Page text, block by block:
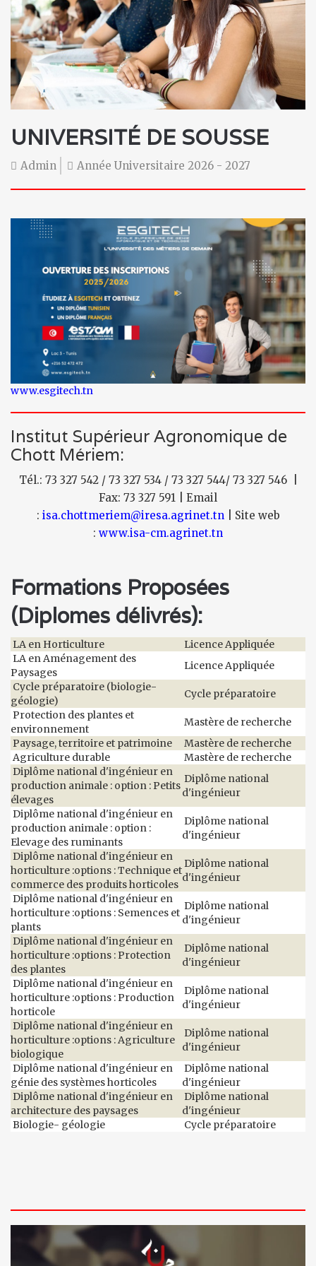
UNIVERSITÉ DE SOUSSE
Admin Année Universitaire 2026 - 2027
www.esgitech.tn
Institut Supérieur Agronomique de
Chott Mériem:
Tél.: 73 327 542 / 73 327 534 / 73 327 544/ 73 327 546 |
Fax: 73 327 591 | Email
: isa.chottmeriem@iresa.agrinet.tn | Site web
: www.isa-cm.agrinet.tn
Formations Proposées
(Diplomes délivrés):
LA en Horticulture
Licence Appliquée
LA en Aménagement des
Paysages
Licence Appliquée
Cycle préparatoire (biologie-
géologie)
Cycle préparatoire
Protection des plantes et
environnement
Mastère de recherche
Paysage, territoire et patrimoine
Mastère de recherche
Agriculture durable
Mastère de recherche
Diplôme national d'ingénieur en
production animale : option : Petits
élevages
Diplôme national
d'ingénieur
Diplôme national d'ingénieur en
production animale : option :
Elevage des ruminants
Diplôme national
d'ingénieur
Diplôme national d'ingénieur en
horticulture :options : Technique et
commerce des produits horticoles
Diplôme national
d'ingénieur
Diplôme national d'ingénieur en
horticulture :options : Semences et
plants
Diplôme national
d'ingénieur
Diplôme national d'ingénieur en
horticulture :options : Protection
des plantes
Diplôme national
d'ingénieur
Diplôme national d'ingénieur en
horticulture :options : Production
horticole
Diplôme national
d'ingénieur
Diplôme national d'ingénieur en
horticulture :options : Agriculture
biologique
Diplôme national
d'ingénieur
Diplôme national d'ingénieur en
génie des systèmes horticoles
Diplôme national
d'ingénieur
Diplôme national d'ingénieur en
architecture des paysages
Diplôme national
d'ingénieur
Biologie- géologie
Cycle préparatoire